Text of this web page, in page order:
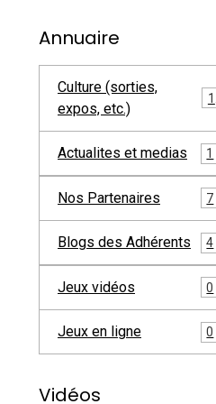
Annuaire
Culture (sorties,
expos, etc.)
Actualites et medias 1
Nos Partenaires 7
Blogs des Adhérents 4
Jeux vidéos 0
Jeux en ligne 0
Vidéos